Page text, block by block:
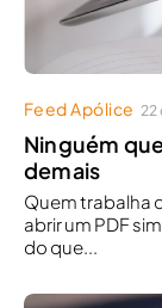
Feed Apólice 22
Ninguém
demais
Quem trabalha
abrir um PDF
do que...